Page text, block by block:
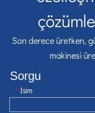
Son derece üretken,
makinesi
Sorgu
* İsim